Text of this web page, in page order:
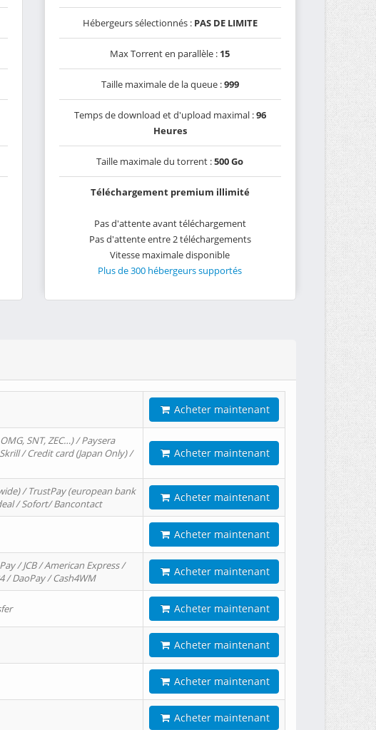
Hébergeurs sélectionnés : PAS DE LIMITE
Max Torrent en parallèle : 15
Taille maximale de la queue :999
Temps de download et d'upload maximal :96
Heures
Taille maximale du torrent :500 Go
Téléchargement premium illimité
Pas d'attente avant téléchargement
Pas d'attente entre 2 téléchargements
Vitesse maximale disponible
Plus de 300 hébergeurs supportés
Acheter maintenant
SNT, ZEC…) / Paysera
/ Credit card (Japan Only) /
Acheter maintenant
/ TrustPay (european bank
/ Sofort/ Bancontact
Acheter maintenant
Acheter maintenant
/ JCB / American Express /
/ DaoPay / Cash4WM
Acheter maintenant
Acheter maintenant
Acheter maintenant
Acheter maintenant
Acheter maintenant